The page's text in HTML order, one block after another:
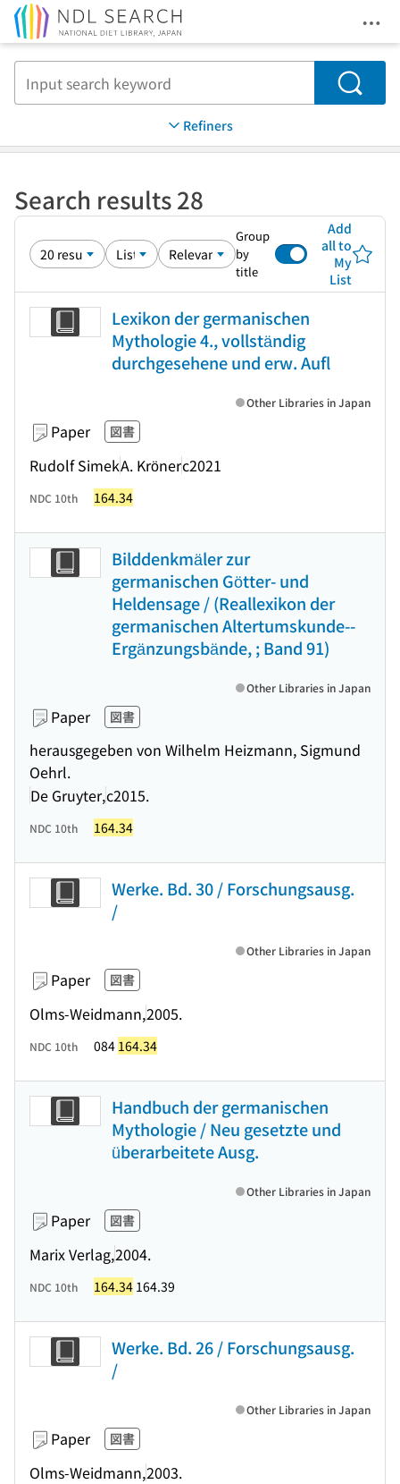
Search
Refiners
Search results 28
Group
by
title
Add
all to
My
List
Lexikon der germanischen
Mythologie 4., vollständig
durchgesehene und erw. Aufl
Paper 図書
Rudolf SimekA. Krönerc2021
Other Libraries in Japan
NDC 10th 164.34
Bilddenkmäler zur
germanischen Götter- und
Heldensage / (Reallexikon der
germanischen Altertumskunde--
Ergänzungsbände, ; Band 91)
Paper 図書
herausgegeben von Wilhelm Heizmann, Sigmund
Oehrl.
De Gruyter,c2015.
Other Libraries in Japan
NDC 10th 164.34
Werke. Bd. 30 / Forschungsausg.
/
Paper 図書
Olms-Weidmann,2005.
Other Libraries in Japan
NDC 10th 084 164.34
Handbuch der germanischen
Mythologie / Neu gesetzte und
überarbeitete Ausg.
Paper 図書
Marix Verlag,2004.
Other Libraries in Japan
NDC 10th 164.34 164.39
Werke. Bd. 26 / Forschungsausg.
/
Paper 図書
Olms-Weidmann,2003.
Other Libraries in Japan